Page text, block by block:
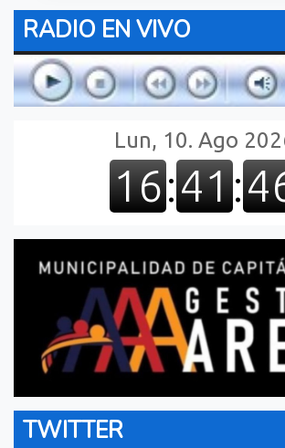
RADIO EN VIVO
TWITTER